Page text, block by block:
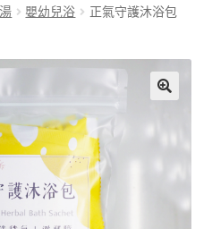
子
選
展
開
選
開
嬰幼兒浴 正氣守護沐浴包